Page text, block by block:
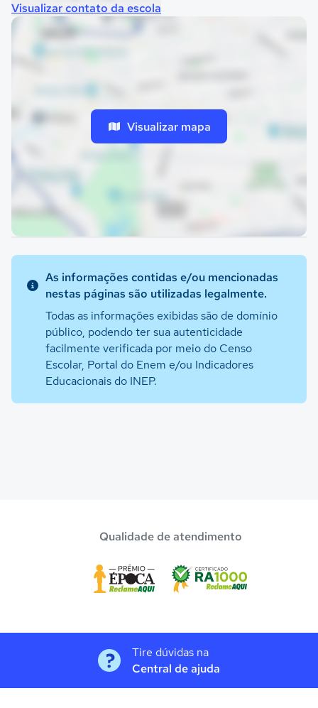
Visualizar contato da escola
Visualizar mapa
As informações contidas e/ou mencionadas
nestas páginas são utilizadas legalmente.
Todas as informações exibidas são de domínio
público, podendo ter sua autenticidade
facilmente verificada por meio do Censo
Escolar, Portal do Enem e/ou Indicadores
Educacionais do INEP.
Qualidade de atendimento
Tire dúvidas na
Central de ajuda